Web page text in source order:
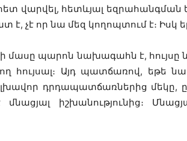
վարվել, հետևյալ
է, չէ որ նա մեզ կողոպտում է։ Իսկ
մասը պարոն նախագահն է,
հույսալ։ Այդ պատճառով,
դրդապատճառներից մեկը,
իշխանությունից։